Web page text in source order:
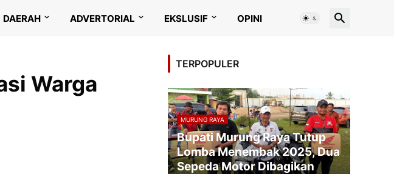
DAERAH ADVERTORIAL EKSLUSIF OPINI
Warga
TERPOPULER
MURUNG RAYA
Bupati Murung Raya Tutup
Lomba Menembak 2025, Dua
Sepeda Motor Dibagikan